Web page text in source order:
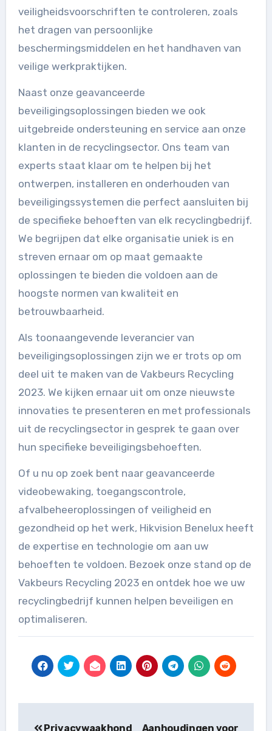
veiligheidsvoorschriften te controleren, zoals
het dragen van persoonlijke
beschermingsmiddelen en het handhaven van
veilige werkpraktijken.
Naast onze geavanceerde
beveiligingsoplossingen bieden we ook
uitgebreide ondersteuning en service aan onze
klanten in de recyclingsector. Ons team van
experts staat klaar om te helpen bij het
ontwerpen, installeren en onderhouden van
beveiligingssystemen die perfect aansluiten bij
de specifieke behoeften van elk recyclingbedrijf.
We begrijpen dat elke organisatie uniek is en
streven ernaar om op maat gemaakte
oplossingen te bieden die voldoen aan de
hoogste normen van kwaliteit en
betrouwbaarheid.
Als toonaangevende leverancier van
beveiligingsoplossingen zijn we er trots op om
deel uit te maken van de Vakbeurs Recycling
2023. We kijken ernaar uit om onze nieuwste
innovaties te presenteren en met professionals
uit de recyclingsector in gesprek te gaan over
hun specifieke beveiligingsbehoeften.
Of u nu op zoek bent naar geavanceerde
videobewaking, toegangscontrole,
afvalbeheeroplossingen of veiligheid en
gezondheid op het werk, Hikvision Benelux heeft
de expertise en technologie om aan uw
behoeften te voldoen. Bezoek onze stand op de
Vakbeurs Recycling 2023 en ontdek hoe we uw
recyclingbedrijf kunnen helpen beveiligen en
optimaliseren.
Privacywaakhond Aanhoudingen voor